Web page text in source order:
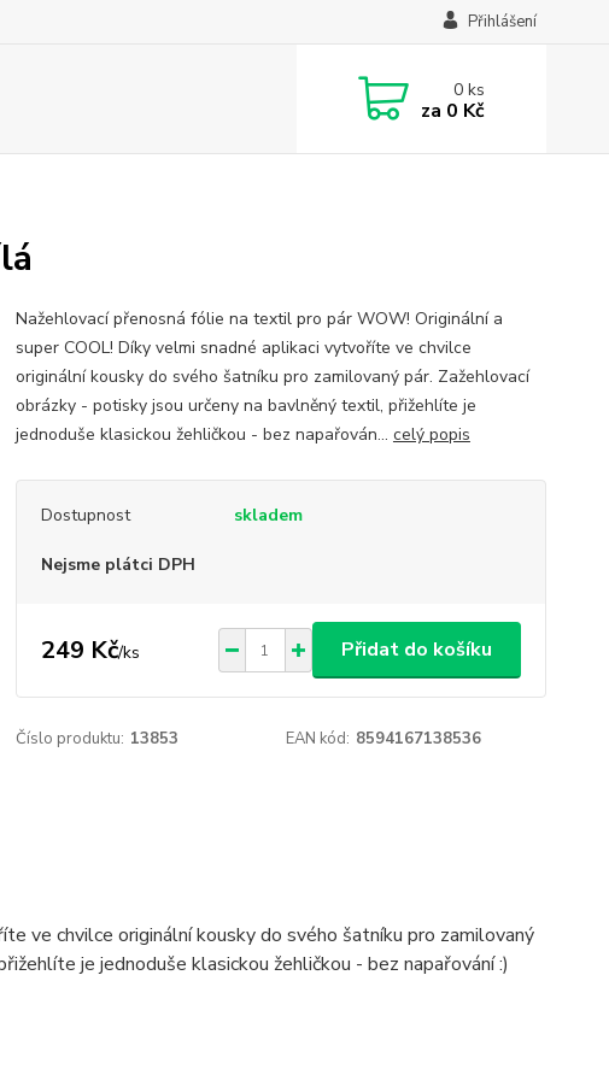
Přihlášení
0ks
za 0 Kč
Nažehlovací přenosná fólie na textil pro pár WOW! Originální a
super COOL! Díky velmi snadné aplikaci vytvoříte ve chvilce
originální kousky do svého šatníku pro zamilovaný pár. Zažehlovací
obrázky - potisky jsou určeny na bavlněný textil, přižehlíte je
jednoduše klasickou žehličkou - bez napařován... celý popis
Dostupnost skladem
Nejsme plátci DPH
249 Kč/ks Přidat do košíku
Číslo produktu: 13853 EAN kód: 8594167138536
ve chvilce originální kousky do svého šatníku pro zamilovaný
je jednoduše klasickou žehličkou - bez napařování :)